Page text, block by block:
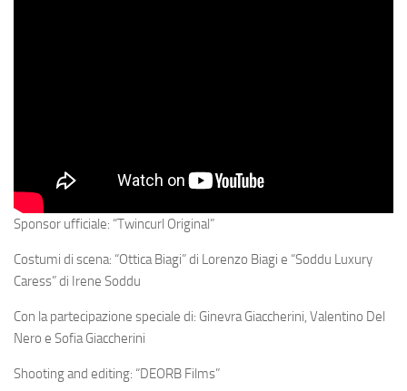
Sponsor ufficiale: “Twincurl Original”
Costumi di scena: “Ottica Biagi” di Lorenzo Biagi e “Soddu Luxury
Caress” di Irene Soddu
Con la partecipazione speciale di: Ginevra Giaccherini, Valentino Del
Nero e Sofia Giaccherini
Shooting and editing: “DEORB Films”